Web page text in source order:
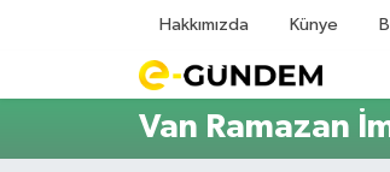
Hakkımızda Künye
Van Ramazan
SON DAKİKA
Nöbetçi Eczaneler